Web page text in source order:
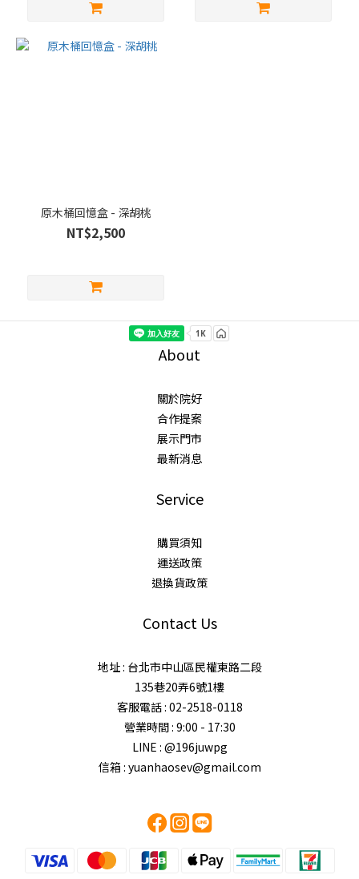
原木桶回憶盒 - 深胡桃
NT$2,500
About
關於院好
合作提案
展示門市
最新消息
Service
購買須知
運送政策
退換貨政策
Contact Us
地址 : 台北市中山區民權東路二段
135巷20弄6號1樓
客服電話 : 02-2518-0118
營業時間 : 9:00 - 17:30
LINE : @196juwpg
信箱 : yuanhaosev@gmail.com